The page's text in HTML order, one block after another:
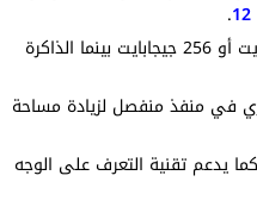
.
الذاكرة الداخلية بسعة 128 جيجابايت أو 256 جيجابايت بينما الذاكرة
في منفذ منفصل لزيادة مساحة
يدعم تقنية التعرف على الوجه